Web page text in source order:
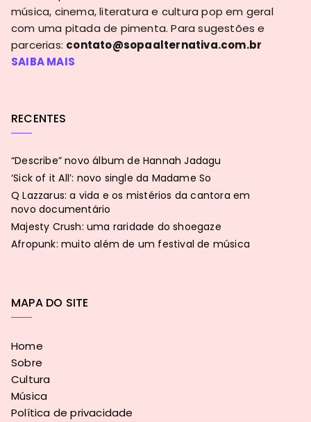
música, cinema, literatura e cultura pop em geral
com uma pitada de pimenta. Para sugestões e
parcerias: contato@sopaalternativa.com.br
SAIBA MAIS
RECENTES
“Describe” novo álbum de Hannah Jadagu
‘Sick of it All’: novo single da Madame So
Q Lazzarus: a vida e os mistérios da cantora em
novo documentário
Majesty Crush: uma raridade do shoegaze
Afropunk: muito além de um festival de música
MAPA DO SITE
Home
Sobre
Cultura
Música
Política de privacidade